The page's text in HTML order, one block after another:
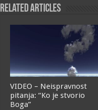
Related Articles
VIDEO – Neispravnost
pitanja: “Ko je stvorio
Boga”